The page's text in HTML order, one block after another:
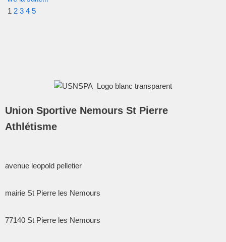
1 2 3 4 5
Union Sportive Nemours St Pierre
Athlétisme
avenue leopold pelletier
mairie St Pierre les Nemours
77140 St Pierre les Nemours